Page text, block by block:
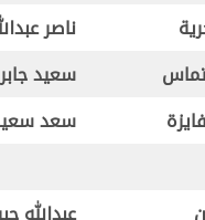
ناصر
سعيد
سعد